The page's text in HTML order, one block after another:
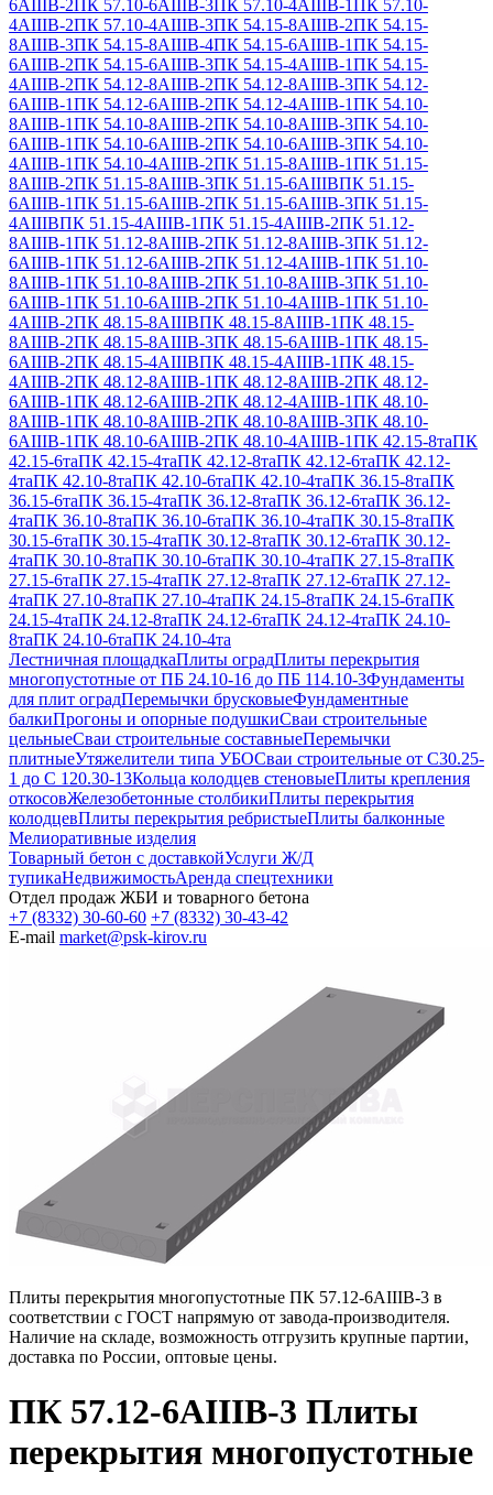
6АIIIВ-2 ПК 57.10-6АIIIВ-3 ПК 57.10-4АIIIВ-1
ПК 57.10-
4АIIIВ-2ПК 57.10-4АIIIВ-3ПК 54.15-8АIIIВ-2ПК 54.15-
8АIIIВ-3ПК 54.15-8АIIIВ-4ПК 54.15-6АIIIВ-1ПК 54.15-
6АIIIВ-2ПК 54.15-6АIIIВ-3ПК 54.15-4АIIIВ-1ПК 54.15-
4АIIIВ-2ПК 54.12-8АIIIВ-2ПК 54.12-8АIIIВ-3ПК 54.12-
6АIIIВ-1ПК 54.12-6АIIIВ-2ПК 54.12-4АIIIВ-1ПК 54.10-
8АIIIВ-1ПК 54.10-8АIIIВ-2ПК 54.10-8АIIIВ-3ПК 54.10-
6АIIIВ-1ПК 54.10-6АIIIВ-2ПК 54.10-6АIIIВ-3ПК 54.10-
4АIIIВ-1ПК 54.10-4АIIIВ-2ПК 51.15-8АIIIВ-1ПК 51.15-
8АIIIВ-2ПК 51.15-8АIIIВ-3ПК 51.15-6АIIIВПК 51.15-
6АIIIВ-1ПК 51.15-6АIIIВ-2ПК 51.15-6АIIIВ-3ПК 51.15-
4АIIIВПК 51.15-4АIIIВ-1ПК 51.15-4АIIIВ-2ПК 51.12-
8АIIIВ-1ПК 51.12-8АIIIВ-2ПК 51.12-8АIIIВ-3ПК 51.12-
6АIIIВ-1ПК 51.12-6АIIIВ-2ПК 51.12-4АIIIВ-1ПК 51.10-
8АIIIВ-1ПК 51.10-8АIIIВ-2ПК 51.10-8АIIIВ-3ПК 51.10-
6АIIIВ-1ПК 51.10-6АIIIВ-2ПК 51.10-4АIIIВ-1ПК 51.10-
4АIIIВ-2ПК 48.15-8АIIIВПК 48.15-8АIIIВ-1ПК 48.15-
8АIIIВ-2ПК 48.15-8АIIIВ-3ПК 48.15-6АIIIВ-1ПК 48.15-
6АIIIВ-2ПК 48.15-4АIIIВПК 48.15-4АIIIВ-1ПК 48.15-
4АIIIВ-2ПК 48.12-8АIIIВ-1ПК 48.12-8АIIIВ-2ПК 48.12-
6АIIIВ-1ПК 48.12-6АIIIВ-2ПК 48.12-4АIIIВ-1ПК 48.10-
8АIIIВ-1ПК 48.10-8АIIIВ-2ПК 48.10-8АIIIВ-3ПК 48.10-
6АIIIВ-1ПК 48.10-6АIIIВ-2ПК 48.10-4АIIIВ-1ПК 42.15-8таПК
42.15-6таПК 42.15-4таПК 42.12-8таПК 42.12-6таПК 42.12-
4таПК 42.10-8таПК 42.10-6таПК 42.10-4таПК 36.15-8таПК
36.15-6таПК 36.15-4таПК 36.12-8таПК 36.12-6таПК 36.12-
4таПК 36.10-8таПК 36.10-6таПК 36.10-4таПК 30.15-8таПК
30.15-6таПК 30.15-4таПК 30.12-8таПК 30.12-6таПК 30.12-
4таПК 30.10-8таПК 30.10-6таПК 30.10-4таПК 27.15-8таПК
27.15-6таПК 27.15-4таПК 27.12-8таПК 27.12-6таПК 27.12-
4таПК 27.10-8таПК 27.10-4таПК 24.15-8таПК 24.15-6таПК
24.15-4таПК 24.12-8таПК 24.12-6таПК 24.12-4таПК 24.10-
8таПК 24.10-6таПК 24.10-4та
Лестничная площадкаПлиты оградПлиты перекрытия
многопустотные от ПБ 24.10-16 до ПБ 114.10-3Фундаменты
для плит оградПеремычки брусковыеФундаментные
балкиПрогоны и опорные подушкиСваи строительные
цельныеСваи строительные составныеПеремычки
плитныеУтяжелители типа УБОСваи строительные от С30.25-
1 до С 120.30-13Кольца колодцев стеновыеПлиты крепления
откосовЖелезобетонные столбикиПлиты перекрытия
колодцевПлиты перекрытия ребристыеПлиты балконные
Мелиоративные изделия
Товарный бетон с доставкойУслуги Ж/Д
тупикаНедвижимостьАренда спецтехники
Отдел продаж ЖБИ и товарного бетона
+7 (8332) 30-60-60 +7 (8332) 30-43-42
E-mail market@psk-kirov.ru
Плиты перекрытия многопустотные ПК 57.12-6АIIIВ-3 в
соответствии с ГОСТ напрямую от завода-производителя.
Наличие на складе, возможность отгрузить крупные партии,
доставка по России, оптовые цены.
ПК 57.12-6АIIIВ-3 Плиты
перекрытия многопустотные